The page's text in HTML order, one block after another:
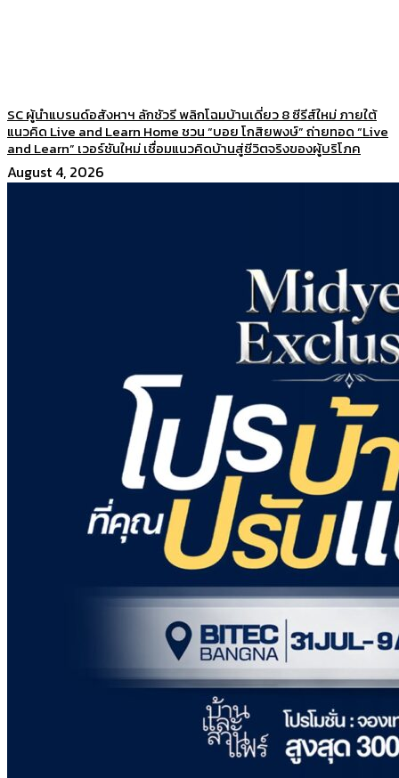
SC ผู้นำแบรนด์อสังหาฯ ลักชัวรี พลิกโฉมบ้านเดี่ยว 8 ซีรีส์ใหม่ ภายใต้
แนวคิด Live and Learn Home ชวน “บอย โกสิยพงษ์” ถ่ายทอด “Live
and Learn” เวอร์ชันใหม่ เชื่อมแนวคิดบ้านสู่ชีวิตจริงของผู้บริโภค
August 4, 2026